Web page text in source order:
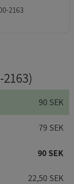
2163
90 SEK
79 SEK
90 SEK
22,50 SEK